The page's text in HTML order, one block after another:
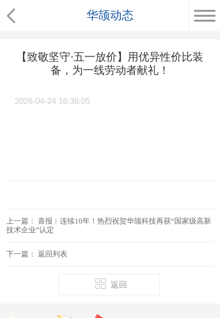
华颉动态
【致敬坚守·五一放价】用优异性价比装
备，为一线劳动者献礼！
2026-04-24 16:38:05
上一篇：
喜报︱连续10年！热烈祝贺华颉科技再获“国家级高新
技术企业”认定
下一篇： 返回列表
返回